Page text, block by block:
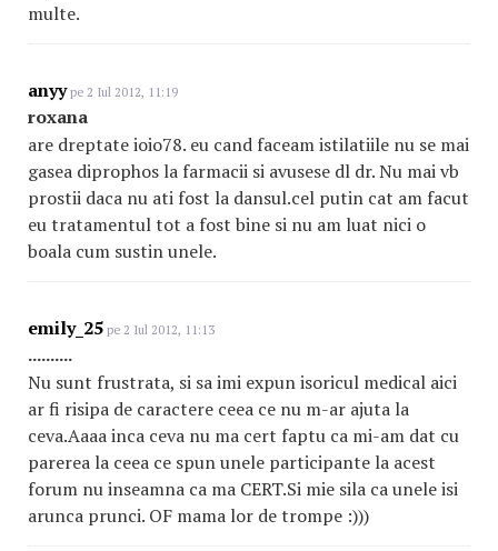
multe.
anyype 2 Iul 2012, 11:19
roxana
are dreptate ioio78. eu cand faceam istilatiile nu se mai
gasea diprophos la farmacii si avusese dl dr. Nu mai vb
prostii daca nu ati fost la dansul.cel putin cat am facut
eu tratamentul tot a fost bine si nu am luat nici o
boala cum sustin unele.
emily_25 pe 2 Iul 2012, 11:13
..........
Nu sunt frustrata, si sa imi expun isoricul medical aici
ar fi risipa de caractere ceea ce nu m-ar ajuta la
ceva.Aaaa inca ceva nu ma cert faptu ca mi-am dat cu
parerea la ceea ce spun unele participante la acest
forum nu inseamna ca ma CERT.Si mie sila ca unele isi
arunca prunci. OF mama lor de trompe :)))